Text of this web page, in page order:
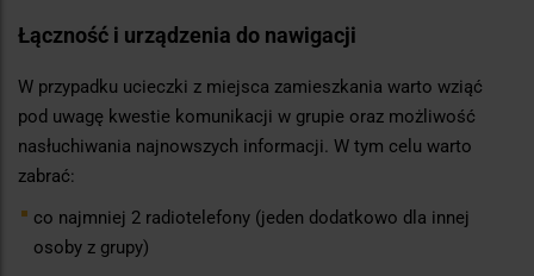
Łączność i urządzenia do nawigacji
W przypadku ucieczki z miejsca zamieszkania warto wziąć
pod uwagę kwestie komunikacji w grupie oraz możliwość
nasłuchiwania najnowszych informacji. W tym celu warto
zabrać:
co najmniej 2 radiotelefony (jeden dodatkowo dla innej
osoby z grupy)